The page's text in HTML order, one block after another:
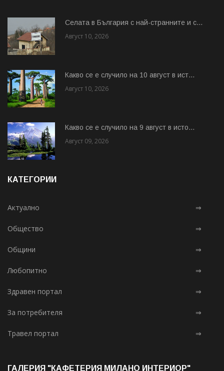
Cелата в България с най-странните и с...
Август 10, 2026
Какво се е случило на 10 август в ист...
Август 10, 2026
Какво се е случило на 9 август в исто...
Август 09, 2026
КАТЕГОРИИ
Актуално ⇒
Общество ⇒
Общини ⇒
Любопитно ⇒
Здравен портал ⇒
За потребителя ⇒
Травел портал ⇒
ГАЛЕРИЯ "КАФЕТЕРИЯ МИЛАНО ИНТЕРИОР"